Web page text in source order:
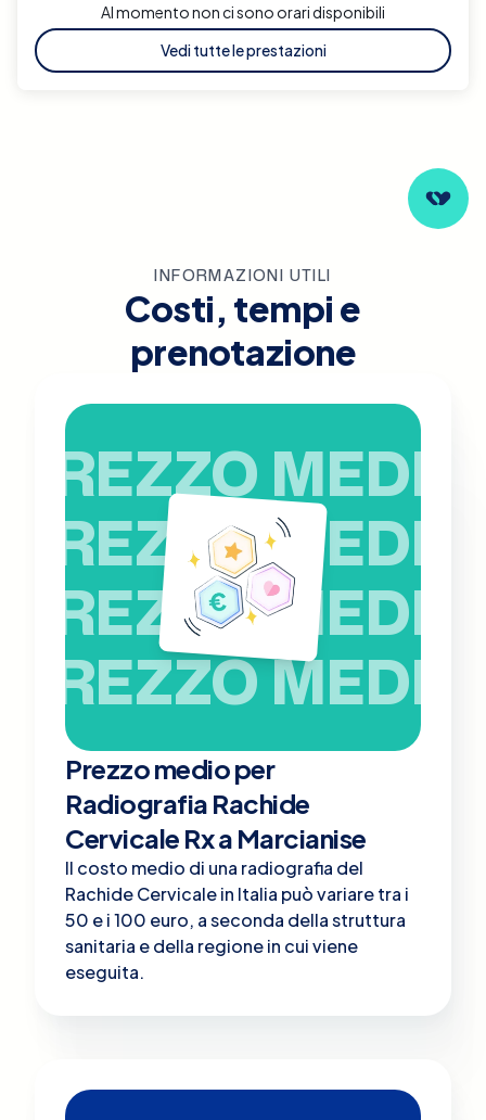
Al momento non ci sono orari disponibili
Vedi tutte le prestazioni
INFORMAZIONI UTILI
Costi, tempi e
prenotazione
PREZZO MEDIO
PREZZO MEDIO
PREZZO MEDIO
PREZZO MEDIO
Prezzo medio per
Radiografia Rachide
Cervicale Rx a Marcianise
Il costo medio di una radiografia del
Rachide Cervicale in Italia può variare tra i
50 e i 100 euro, a seconda della struttura
sanitaria e della regione in cui viene
eseguita.